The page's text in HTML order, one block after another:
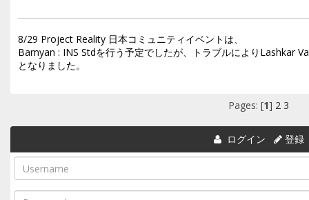
8/29 Project Reality 日本コミュニティイベントは、
Bamyan : INS Stdを行う予定でしたが、トラブルによりLashkar
となりました。
Pages: [1] 2 3
ログイン 登録